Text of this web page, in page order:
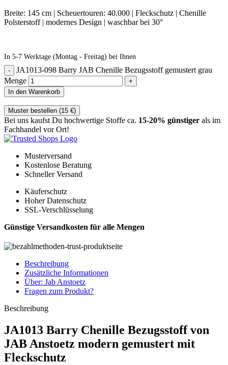
Breite: 145 cm | Scheuertouren: 40.000 | Fleckschutz | Chenille
Polsterstoff | modernes Design | waschbar bei 30°
In 5-7 Werktage (Montag - Freitag) bei Ihnen
JA1013-098 Barry JAB Chenille Bezugsstoff gemustert grau
Menge
In den Warenkorb
Muster bestellen (15 €)
Bei uns kaufst Du hochwertige Stoffe ca. 15-20% günstiger als im
Fachhandel vor Ort!
Musterversand
Kostenlose Beratung
Schneller Versand
Käuferschutz
Hoher Datenschutz
SSL-Verschlüsselung
Günstige Versandkosten für alle Mengen
Beschreibung
Zusätzliche Informationen
Über: Jab Anstoetz
Fragen zum Produkt?
Beschreibung
JA1013 Barry Chenille Bezugsstoff von
JAB Anstoetz modern gemustert mit
Fleckschutz